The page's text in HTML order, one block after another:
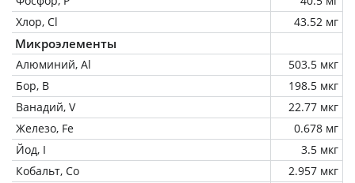
Хлор, Cl
43.52 мг
Микроэлементы
Алюминий, Al
503.5 мкг
Бор, B
198.5 мкг
Ванадий, V
22.77 мкг
Железо, Fe
0.678 мг
Йод, I
3.5 мкг
Кобальт, Co
2.957 мкг